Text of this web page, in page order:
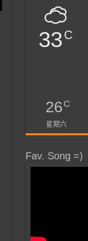
33C
26C
星期六
Fav. Song =)